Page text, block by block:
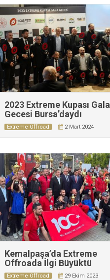
2023 Extreme Kupası Gala
Gecesi Bursa’daydı
Extreme Offroad 2 Mart 2024
Kemalpaşa’da Extreme
Offroada İlgi Büyüktü
Extreme Offroad 29 Ekim 2023